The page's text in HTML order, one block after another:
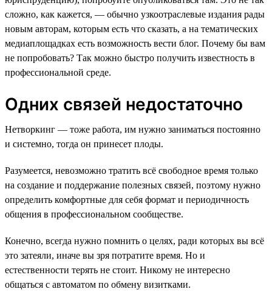
сложно, как кажется, — обычно узкоотраслевые издания рады
новым авторам, которым есть что сказать, а на тематических
медиаплощадках есть возможность вести блог. Почему бы вам
не попробовать? Так можно быстро получить известность в
профессиональной среде.
Одних связей недостаточно
Нетворкинг — тоже работа, им нужно заниматься постоянно
и системно, тогда он принесет плоды.
Разумеется, невозможно тратить всё свободное время только
на создание и поддержание полезных связей, поэтому нужно
определить комфортные для себя формат и периодичность
общения в профессиональном сообществе.
Конечно, всегда нужно помнить о целях, ради которых вы всё
это затеяли, иначе вы зря потратите время. Но и
естественности терять не стоит. Никому не интересно
общаться с автоматом по обмену визитками.